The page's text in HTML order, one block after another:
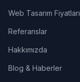
Web Tasarım Fiyatları
Referanslar
Hakkımızda
Blog & Haberler